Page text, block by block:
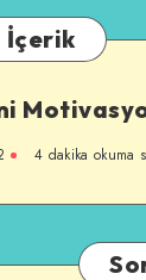
İçerik
4 dakika okuma